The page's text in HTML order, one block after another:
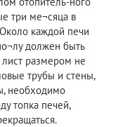
три ме¬сяца в
каждой печи
должен быть
размером не
трубы и стены,
необходимо
топка печей,